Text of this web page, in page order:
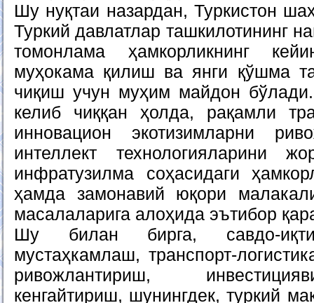
Шу нуқтаи назардан, Туркистон
Туркий давлатлар ташкилотининг
томонлама ҳамкорликнинг
муҳокама қилиш ва янги қўшма
чиқиш учун муҳим майдон
келиб чиққан ҳолда, рақамли
инновацион экотизимларни
интеллект технологияларини
инфратузилма соҳасидаги
ҳамда замонавий юқори
масалаларига алоҳида эътибор
Шу билан бирга, савдо-
мустаҳкамлаш, транспорт-
ривожлантириш,
кенгайтириш, шунингдек, туркий